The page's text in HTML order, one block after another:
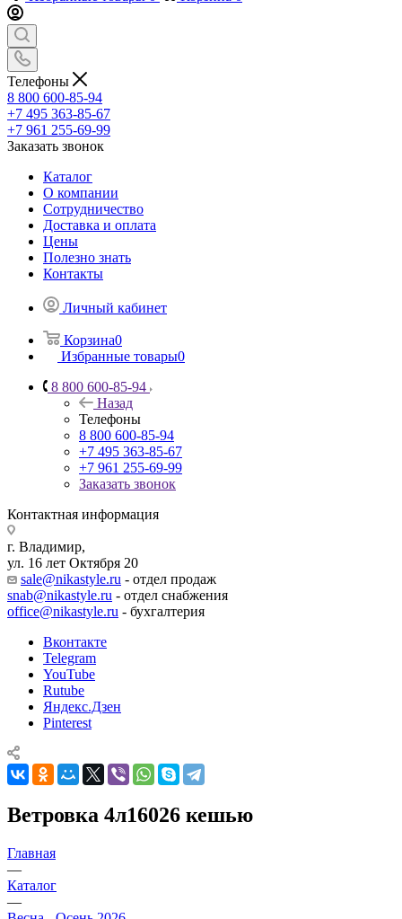
Телефоны
8 800 600-85-94
+7 495 363-85-67
+7 961 255-69-99
Заказать звонок
Каталог
О компании
Сотрудничество
Доставка и оплата
Цены
Полезно знать
Контакты
Личный кабинет
Корзина0
Избранные товары0
8 800 600-85-94
Назад
Телефоны
8 800 600-85-94
+7 495 363-85-67
+7 961 255-69-99
Заказать звонок
Контактная информация
г. Владимир,
ул. 16 лет Октября 20
sale@nikastyle.ru - отдел продаж
snab@nikastyle.ru - отдел снабжения
office@nikastyle.ru - бухгалтерия
Вконтакте
Telegram
YouTube
Rutube
Яндекс.Дзен
Pinterest
Ветровка 4л16026 кешью
Главная
—
Каталог
—